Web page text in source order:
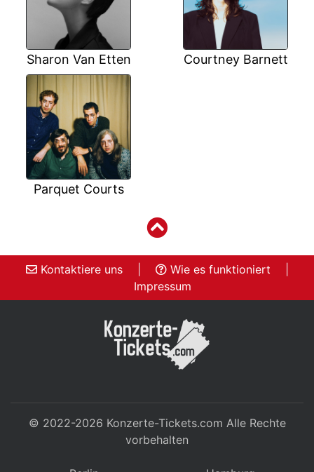
Sharon Van Etten Courtney Barnett
Parquet Courts
Kontaktiere uns Wie es funktioniert
Impressum
© 2022-2026 Konzerte-Tickets.com Alle Rechte
vorbehalten